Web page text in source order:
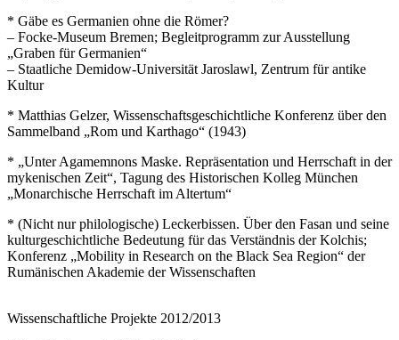
* Gäbe es Germanien ohne die Römer?
– Focke-Museum Bremen; Begleitprogramm zur Ausstellung
„Graben für Germanien“
– Staatliche Demidow-Universität Jaroslawl, Zentrum für antike
Kultur
* Matthias Gelzer, Wissenschaftsgeschichtliche Konferenz über den
Sammelband „Rom und Karthago“ (1943)
* „Unter Agamemnons Maske. Repräsentation und Herrschaft in der
mykenischen Zeit“, Tagung des Historischen Kolleg München
„Monarchische Herrschaft im Altertum“
* (Nicht nur philologische) Leckerbissen. Über den Fasan und seine
kulturgeschichtliche Bedeutung für das Verständnis der Kolchis;
Konferenz „Mobility in Research on the Black Sea Region“ der
Rumänischen Akademie der Wissenschaften
Wissenschaftliche Projekte 2012/2013